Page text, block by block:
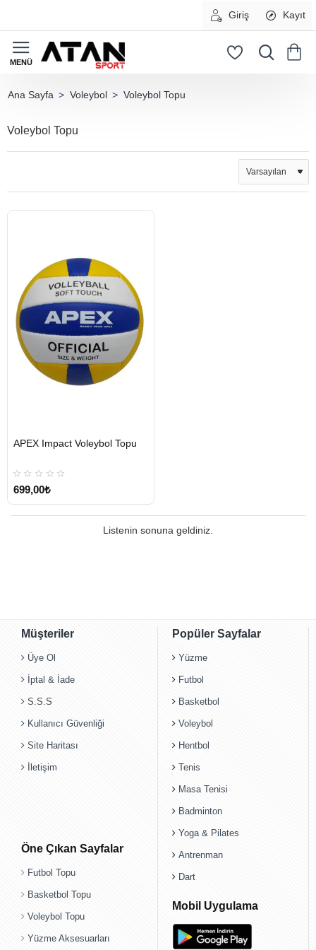
Giriş Kayıt
Voleybol Voleybol Topu
Voleybol Topu
GÖNDERİ
APEX Impact Voleybol Topu
699,00₺
Listenin sonuna geldiniz.
Müşteriler
Üye Ol
İptal & İade
S.S.S
Kullanıcı Güvenliği
Site Haritası
İletişim
Öne Çıkan Sayfalar
Futbol Topu
Basketbol Topu
Voleybol Topu
Yüzme Aksesuarları
Popüler Sayfalar
Yüzme
Futbol
Basketbol
Voleybol
Hentbol
Tenis
Masa Tenisi
Badminton
Yoga & Pilates
Antrenman
Dart
Mobil Uygulama